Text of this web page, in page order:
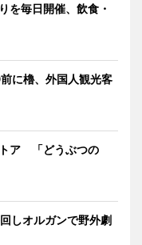
毎日開催、飲食・
に櫓、外国人観光客
ア 「どうぶつの
しオルガンで野外劇